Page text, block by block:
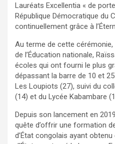
Lauréats Excellentia « de
République Démocratique du
continuellement grâce à
Au terme de cette cérémonie,
de l’Éducation nationale,
écoles qui ont fourni le plus
dépassant la barre de 10 et
Les Loupiots (27), suivi du
(14) et du Lycée Kabambare
Depuis son lancement en
quête d’offrir une formation
d’État congolais ayant obtenu